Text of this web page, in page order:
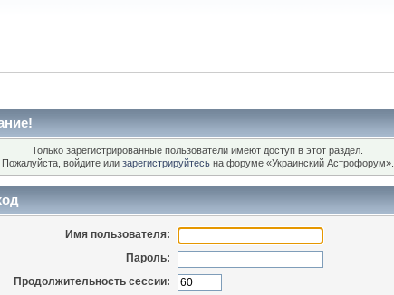
Только зарегистрированные пользователи имеют доступ в этот раздел.
Пожалуйста, войдите или зарегистрируйтесьна форуме «Украинский Астрофорум».
Имя пользователя:
Пароль:
Продолжительность сессии: